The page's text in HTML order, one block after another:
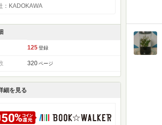
：KADOKAWA
125 登録
320 ページ
細を見る